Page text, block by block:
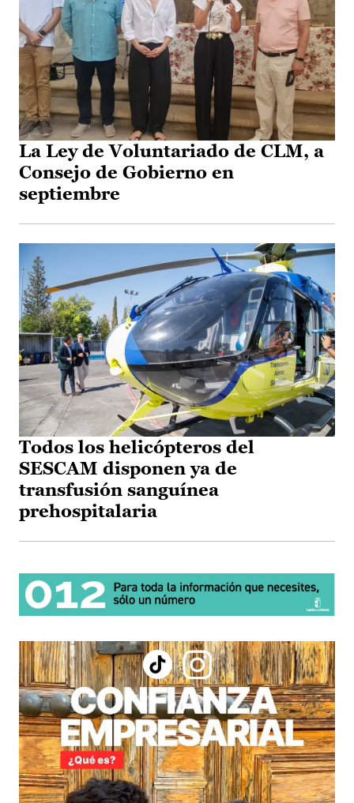
La Ley de Voluntariado de CLM, a
Consejo de Gobierno en
septiembre
Todos los helicópteros del
SESCAM disponen ya de
transfusión sanguínea
prehospitalaria